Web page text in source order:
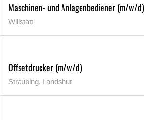
Maschinen- und Anlagenbediener (m/w/d)
Willstätt
Offsetdrucker (m/w/d)
Straubing, Landshut